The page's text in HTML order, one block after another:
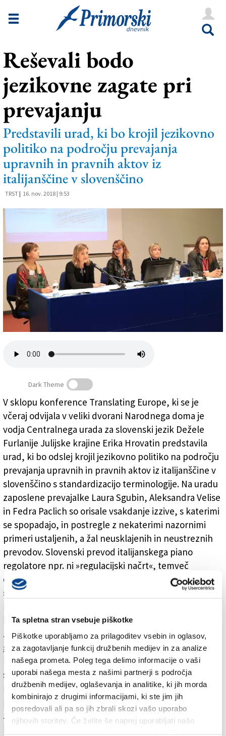
Ta spletna stran vsebuje piškotke
Piškotke uporabljamo za prilagoditev vsebin in oglasov,
za zagotavljanje funkcij družbenih medijev in za analize
našega prometa. Poleg tega delimo informacije o vaši
uporabi našega mesta z našimi partnerji s področja
družbenih medijev, oglaševanja in analitike, ki jih morda
kombinirajo z drugimi informacijami, ki ste jim jih
posredovali ali pa so jih zbrali skozi vašo uporabo
njihovih storitev. Če želite še naprej uporabljati našo
Novice
Goriška
Kultura
Šport
Še
Vreme
V Kioskih
Zadruga PD
Naročnine
Reševali bodo
jezikovne zagate pri
prevajanju
Predstavili urad, ki bo krojil jezikovno
politiko na področju prevajanja
upravnih in pravnih aktov iz
italijanščine v slovenščino
TRST | 16. nov. 2018 | 9:53
Konferenca Translating Europe (FOTODAMJ@N)
Dark Theme
V sklopu konference Translating Europe, ki se je
včeraj odvijala v veliki dvorani Narodnega doma je
vodja Centralnega urada za slovenski jezik Dežele
Furlanije Julijske krajine Erika Hrovatin predstavila
urad, ki bo odslej krojil jezikovno politiko na področju
prevajanja upravnih in pravnih aktov iz italijanščine v
slovenščino s standardizacijo terminologije. Na uradu
zaposlene prevajalke Laura Sgubin, Aleksandra Velise
in Fedra Paclich so orisale vsakdanje izzive, s katerimi
se spopadajo, in postregle z nekaterimi nazornimi
primeri ustaljenih, a žal neusklajenih in neustreznih
prevodov. Slovenski prevod italijanskega piano
regolatore npr. ni »regulacijski načrt«, temveč
občinski prostorski načrt. Segretario di stato ni
»državni tajnik«, ampak državni sekretar. Zagate
katere urad predlaga prevod zakonska uredba (in ne
zakonski odlok ali dekret). Med cilji urada so priprava
glosarjev, slogovnih priročnikov in podatkovnih baz, s
katerimi si bodo zlasti pri prevajanju iz italijanščine v
slovenščino lahko pomagali vsi prevajalci, nastal pa
naj bi tudi portal, na katerem bi bile dostopne
predlagane rešitve. Pri njegovi pripravi se bodo
zgledovali po Bistroju, ki si ga je za isti namen omislila
bozenska pokrajina.
Več v današnjem (petkovem)